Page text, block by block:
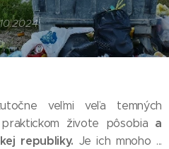
veľmi veľa temných
živote pôsobia a
republiky. Je ich mnoho ...